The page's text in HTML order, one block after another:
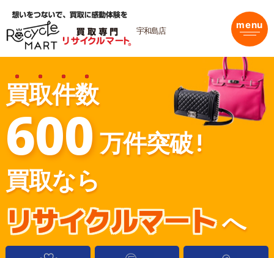
を
ス
宇和島店 menu
買取件数
600 万件突破!
買取なら
リサイクルマート へ